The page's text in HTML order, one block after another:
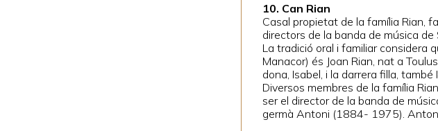
10. Can Rian
Casal propietat de la família Rian,
directors de la banda de música
La tradició oral i familiar considera
Manacor) és Joan Rian, nat a
dona, Isabel, i la darrera filla, també
Diversos membres de la família
ser el director de la banda de
germà Antoni (1884- 1975).